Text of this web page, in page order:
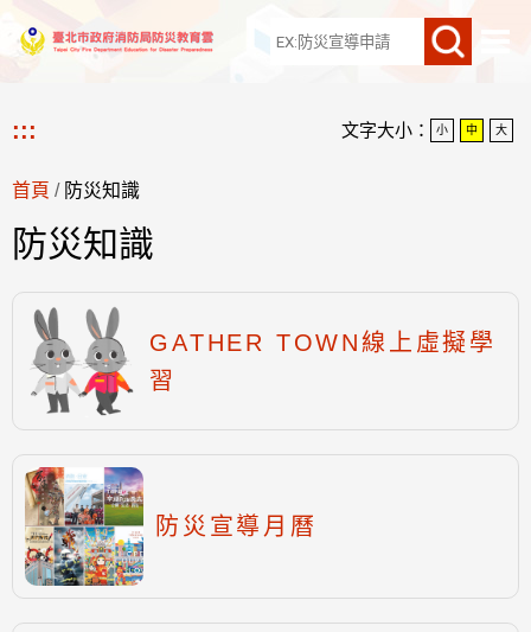
網站導覽
::: 文字大小： 小 中 大
首頁 / 防災知識
防災知識
GATHER TOWN線上虛擬學
習
防災宣導月曆